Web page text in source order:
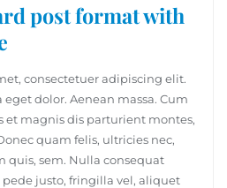
post format with
consectetuer adipiscing elit.
dolor. Aenean massa. Cum
et magnis dis parturient montes,
quam felis, ultricies nec,
quis, sem. Nulla consequat
pede justo, fringilla vel, aliquet